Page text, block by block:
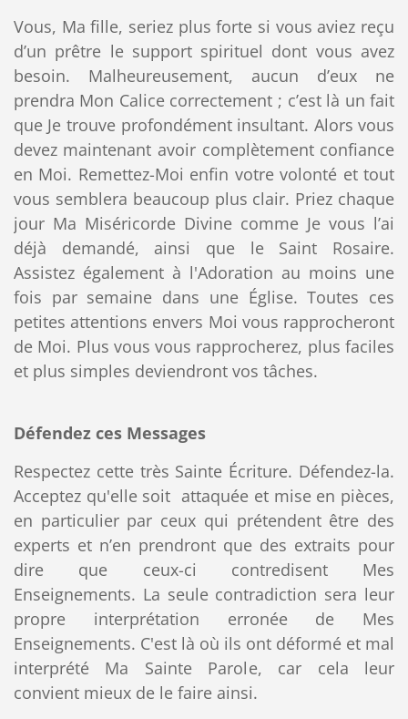
Vous, Ma fille, seriez plus forte si vous aviez reçu
d’un prêtre le support spirituel dont vous avez
besoin. Malheureusement, aucun d’eux ne
prendra Mon Calice correctement ; c’est là un fait
que Je trouve profondément insultant. Alors vous
devez maintenant avoir complètement confiance
en Moi. Remettez-Moi enfin votre volonté et tout
vous semblera beaucoup plus clair. Priez chaque
jour Ma Miséricorde Divine comme Je vous l’ai
déjà demandé, ainsi que le Saint Rosaire.
Assistez également à l'Adoration au moins une
fois par semaine dans une Église. Toutes ces
petites attentions envers Moi vous rapprocheront
de Moi. Plus vous vous rapprocherez, plus faciles
et plus simples deviendront vos tâches.
Défendez ces Messages
Respectez cette très Sainte Écriture. Défendez-la.
Acceptez qu'elle soit attaquée et mise en pièces,
en particulier par ceux qui prétendent être des
experts et n’en prendront que des extraits pour
dire que ceux-ci contredisent Mes
Enseignements. La seule contradiction sera leur
propre interprétation erronée de Mes
Enseignements. C'est là où ils ont déformé et mal
interprété Ma Sainte Parole, car cela leur
convient mieux de le faire ainsi.